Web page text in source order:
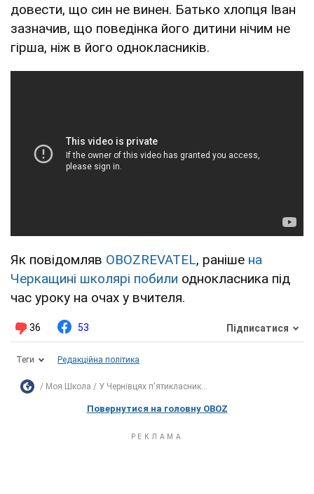
довести, що син не винен. Батько хлопця Іван
зазначив, що поведінка його дитини нічим не
гірша, ніж в його однокласників.
Як повідомляв OBOZREVATEL, раніше на
Черкащині школярі побили однокласника під
час уроку на очах у вчителя.
36 53 Підписатися
Теги Редакційна політика
Моя Школа У Чернівцях п'ятикласник...
Повернутися на головну OBOZ